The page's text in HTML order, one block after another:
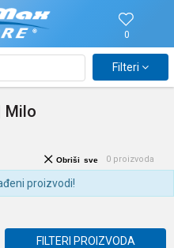
0
Milo
Filteri
0 proizvoda
Obriši sve
proizvodi!
FILTERI PROIZVODA